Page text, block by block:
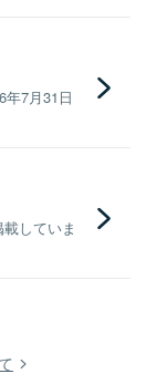
7月31日
していま